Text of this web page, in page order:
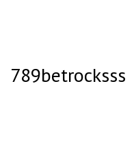
789betrocksss